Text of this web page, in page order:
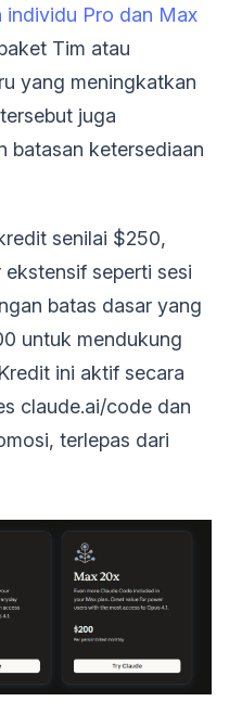
individu Pro dan Max
Tim atau
yang meningkatkan
juga
batasan ketersediaan
senilai $250,
seperti sesi
batas dasar yang
untuk mendukung
ini aktif secara
claude.ai/code dan
terlepas dari